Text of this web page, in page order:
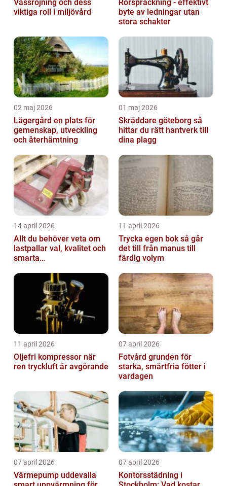
Vassröjning och dess
viktiga roll i miljövård
Rörspräckning - effektivt
byte av ledningar utan
stora schakter
02 maj 2026
Lägergård en plats för
gemenskap, utveckling
och återhämtning
01 maj 2026
Skräddare göteborg så
hittar du rätt hantverk till
dina plagg
14 april 2026
Allt du behöver veta om
lastpallar val, kvalitet och
smarta
11 april 2026
Trycka egen bok så går
det till från manus till
färdig volym
11 april 2026
Oljefri kompressor när
ren tryckluft är avgörande
07 april 2026
Fotvård grunden för
starka, smärtfria fötter i
vardagen
07 april 2026
Värmepump uddevalla
07 april 2026
Kontorsstädning i